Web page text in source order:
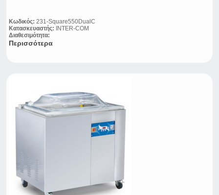
Κωδικός: 231-Square550DualC
Κατασκευαστής: INTER-COM
Διαθεσιμότητα:
Περισσότερα